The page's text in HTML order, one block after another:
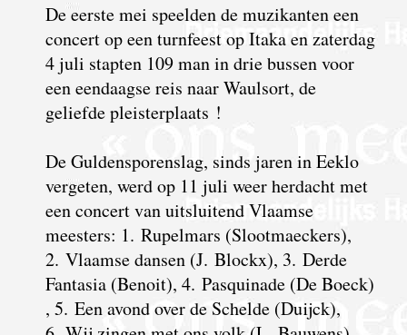
De eerste mei speelden de muzikanten een
concert op een turnfeest op Itaka en zaterdag
4 juli stapten 109 man in drie bussen voor
een eendaagse reis naar Waulsort, de
geliefde pleisterplaats !
De Guldensporenslag, sinds jaren in Eeklo
vergeten, werd op 11 juli weer herdacht met
een concert van uitsluitend Vlaamse
meesters: 1. Rupelmars (Slootmaeckers),
2. Vlaamse dansen (J. Blockx), 3. Derde
Fantasia (Benoit), 4. Pasquinade (De Boeck)
, 5. Een avond over de Schelde (Duijck),